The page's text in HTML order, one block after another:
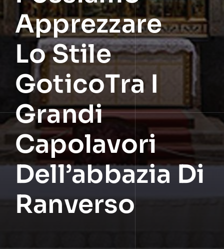
Apprezzare
Lo Stile
GoticoTra I
Grandi
Capolavori
Dell’abbazia Di
Ranverso